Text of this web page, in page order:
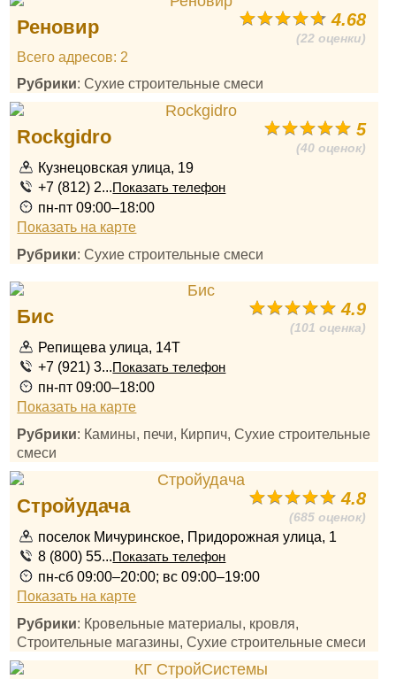
4.68
(22 оценки)
Реновир
Всего адресов: 2
Рубрики: Сухие строительные смеси
5
(40 оценок)
Rockgidro
Кузнецовская улица, 19
+7 (812) 2...Показать телефон
пн-пт 09:00–18:00
Показать на карте
Рубрики: Сухие строительные смеси
4.9
(101 оценка)
Бис
Репищева улица, 14Т
+7 (921) 3...Показать телефон
пн-пт 09:00–18:00
Показать на карте
Рубрики: Камины, печи, Кирпич, Сухие строительные
смеси
4.8
(685 оценок)
Стройудача
поселок Мичуринское, Придорожная улица, 1
8 (800) 55...Показать телефон
пн-сб 09:00–20:00; вс 09:00–19:00
Показать на карте
Рубрики: Кровельные материалы, кровля,
Строительные магазины, Сухие строительные смеси